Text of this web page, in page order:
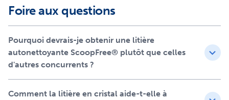
avancée de la litière de cristaux retient les odeurs 5 fois
plus efficacement que l'argile traditionnelle, et un voyant
couvercle assure l'intimité de votre chat tout en réduisant
la dispersion de la litière, et un compteur de santé
surveille l'utilisation de votre chat, vous aidant à identifier
d'éventuels problèmes de santé. Avec le bac à litière
ScoopFree™ Pro, vous pouvez profiter plus de temps
Foire aux questions
Pourquoi devrais-je obtenir une litière
autonettoyante ScoopFree® plutôt que celles
d'autres concurrents ?
Comment la litière en cristal aide-t-elle à